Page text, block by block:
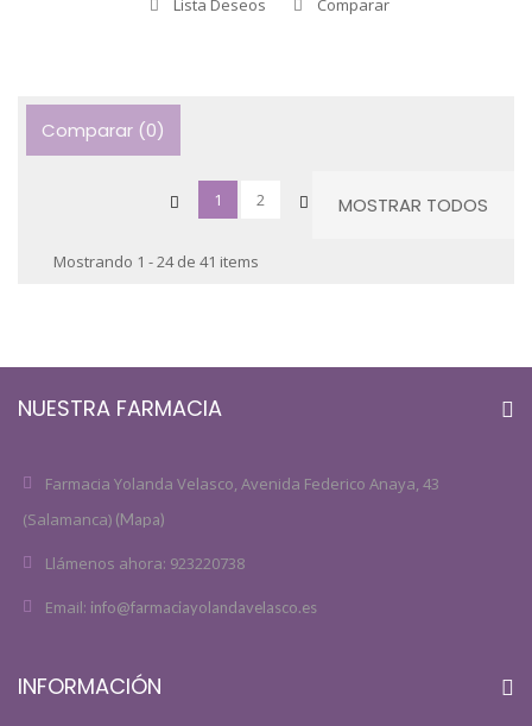
Lista Deseos Comparar
Comparar (0)
MOSTRAR TODOS
1 2
Mostrando 1 - 24 de 41 items
NUESTRA FARMACIA
Farmacia Yolanda Velasco, Avenida Federico Anaya, 43
(Salamanca) (Mapa)
Llámenos ahora: 923220738
Email: info@farmaciayolandavelasco.es
INFORMACIÓN